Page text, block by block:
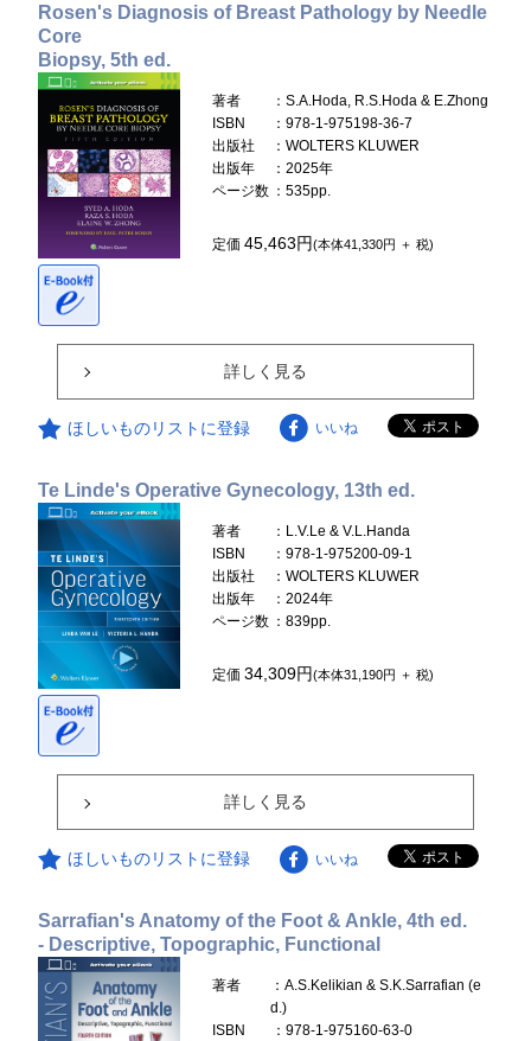
Rosen's Diagnosis of Breast Pathology by Needle
Core
Biopsy, 5th ed.
著者
：S.A.Hoda, R.S.Hoda & E.Zhong
ISBN
：978-1-975198-36-7
出版社
：WOLTERS KLUWER
出版年
：2025年
ページ数 ：535pp.
定価45,463円(本体41,330円 ＋ 税)
詳しく見る
ほしいものリストに登録 いいね
Te Linde's Operative Gynecology, 13th ed.
著者
：L.V.Le & V.L.Handa
ISBN
：978-1-975200-09-1
出版社
：WOLTERS KLUWER
出版年
：2024年
ページ数 ：839pp.
定価34,309円(本体31,190円 ＋ 税)
詳しく見る
ほしいものリストに登録 いいね
Sarrafian's Anatomy of the Foot & Ankle, 4th ed.
- Descriptive, Topographic, Functional
著者
：A.S.Kelikian & S.K.Sarrafian (e
d.)
ISBN
：978-1-975160-63-0